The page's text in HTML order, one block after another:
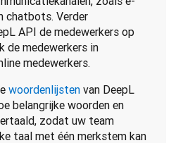
chatbots. Verder
API de medewerkers op
de medewerkers in
medewerkers.
woordenlijsten van DeepL
belangrijke woorden en
zodat uw team
taal met één merkstem kan